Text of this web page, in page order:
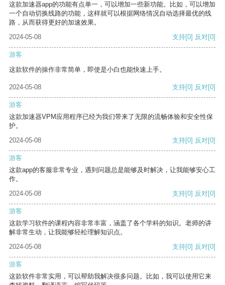
这款加速器app的功能有点单一，可以增加一些新功能。比如，可以增加
一个自动切换线路的功能，这样就可以根据网络情况自动选择最优的线
路，从而获得更好的加速效果。
2024-05-08
支持[0] 反对[0]
游客
这款软件的操作非常简单，即使是小白也能快速上手。
2024-05-08 支持[0] 反对[0]
游客
这款加速器VPM应用程序已经为我们带来了无限的流畅体验和安全性保
护。
2024-05-08
支持[0] 反对[0]
游客
这款app的客服非常专业，遇到问题总是能够及时解决，让我能够安心工
作。
2024-05-08
支持[0] 反对[0]
游客
这款学习软件的课程内容非常丰富，涵盖了各个学科的知识。老师的讲
解非常生动，让我能够轻松理解知识点。
2024-05-08
支持[0] 反对[0]
游客
这款软件非常实用，可以帮助我解决很多问题。比如，我可以使用它来